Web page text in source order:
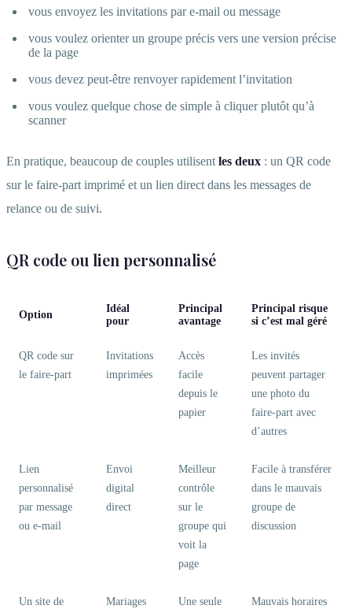
vous envoyez les invitations par e-mail ou message
vous voulez orienter un groupe précis vers une version précise
de la page
vous devez peut-être renvoyer rapidement l’invitation
vous voulez quelque chose de simple à cliquer plutôt qu’à
scanner
En pratique, beaucoup de couples utilisent les deux : un QR code
sur le faire-part imprimé et un lien direct dans les messages de
relance ou de suivi.
QR code ou lien personnalisé
Option
Idéal
pour
Principal
avantage
Principal risque
si c’est mal géré
QR code sur
le faire-part
Invitations
imprimées
Accès
facile
depuis le
papier
Les invités
peuvent partager
une photo du
faire-part avec
d’autres
Lien
personnalisé
par message
ou e-mail
Envoi
digital
direct
Meilleur
contrôle
sur le
groupe qui
voit la
page
Facile à transférer
dans le mauvais
groupe de
discussion
Un site de
Mariages
Une seule
Mauvais horaires